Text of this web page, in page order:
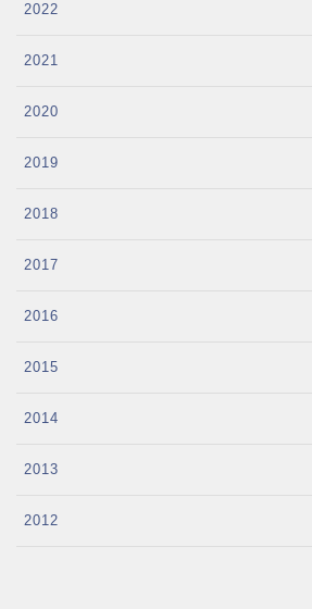
2022
2021
2020
2019
2018
2017
2016
2015
2014
2013
2012